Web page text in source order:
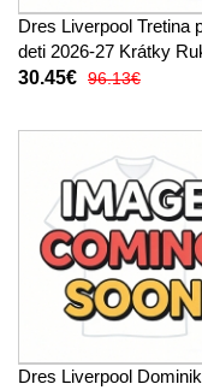
Dres Liverpool Tretina
deti 2026-27 Krátky
trenírky)
30.45€ 96.13€
Dres Liverpool Dominik